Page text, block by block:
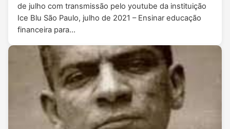
de julho com transmissão pelo youtube da instituição
Ice Blu São Paulo, julho de 2021 – Ensinar educação
financeira para…